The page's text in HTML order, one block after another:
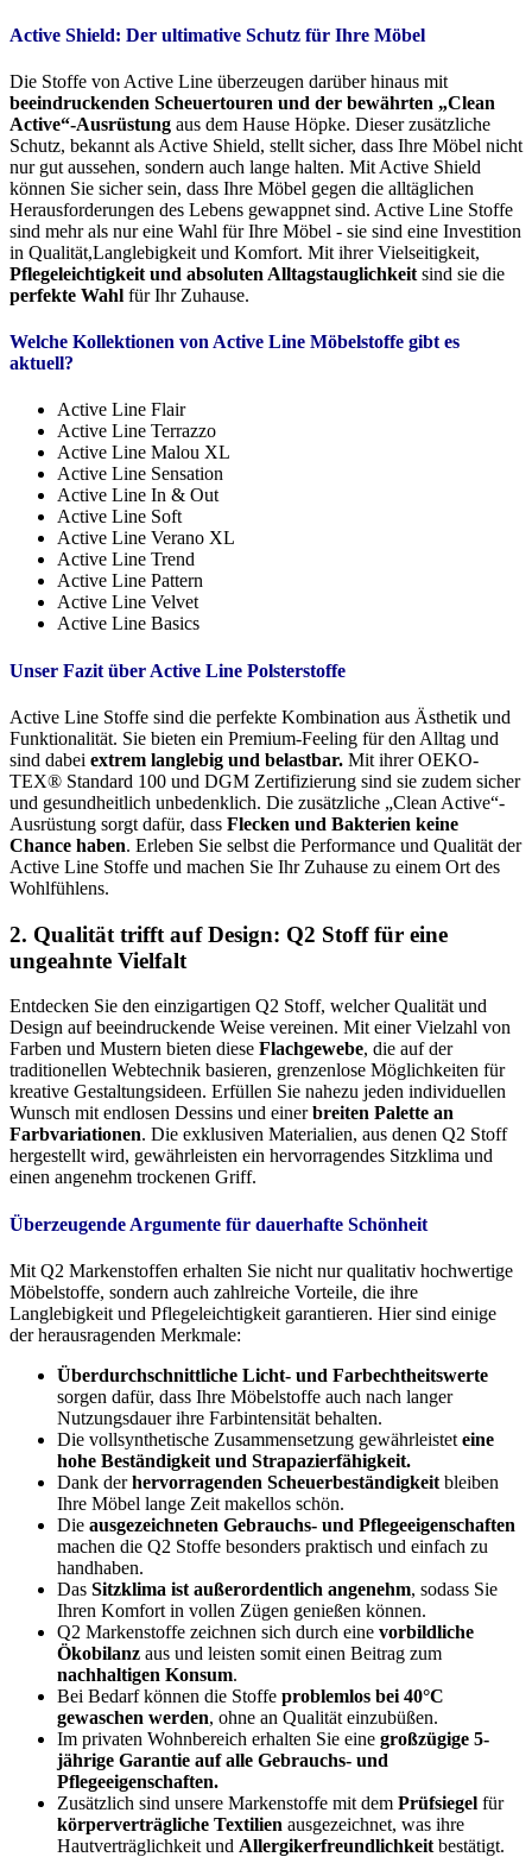
Active Shield: Der ultimative Schutz für Ihre Möbel
Die Stoffe von Active Line überzeugen darüber hinaus mit
beeindruckenden Scheuertouren und der bewährten „Clean
Active“-Ausrüstung aus dem Hause Höpke. Dieser zusätzliche
Schutz, bekannt als Active Shield, stellt sicher, dass Ihre Möbel nicht
nur gut aussehen, sondern auch lange halten. Mit Active Shield
können Sie sicher sein, dass Ihre Möbel gegen die alltäglichen
Herausforderungen des Lebens gewappnet sind. Active Line Stoffe
sind mehr als nur eine Wahl für Ihre Möbel - sie sind eine Investition
in Qualität,Langlebigkeit und Komfort. Mit ihrer Vielseitigkeit,
Pflegeleichtigkeit und absoluten Alltagstauglichkeit sind sie die
perfekte Wahl für Ihr Zuhause.
Welche Kollektionen von Active Line Möbelstoffe gibt es
aktuell?
Active Line Flair
Active Line Terrazzo
Active Line Malou XL
Active Line Sensation
Active Line In & Out
Active Line Soft
Active Line Verano XL
Active Line Trend
Active Line Pattern
Active Line Velvet
Active Line Basics
Unser Fazit über Active Line Polsterstoffe
Active Line Stoffe sind die perfekte Kombination aus Ästhetik und
Funktionalität. Sie bieten ein Premium-Feeling für den Alltag und
sind dabei extrem langlebig und belastbar. Mit ihrer OEKO-
TEX® Standard 100 und DGM Zertifizierung sind sie zudem sicher
und gesundheitlich unbedenklich. Die zusätzliche „Clean Active“-
Ausrüstung sorgt dafür, dass Flecken und Bakterien keine
Chance haben. Erleben Sie selbst die Performance und Qualität der
Active Line Stoffe und machen Sie Ihr Zuhause zu einem Ort des
Wohlfühlens.
2. Qualität trifft auf Design: Q2 Stoff für eine
ungeahnte Vielfalt
Entdecken Sie den einzigartigen Q2 Stoff, welcher Qualität und
Design auf beeindruckende Weise vereinen. Mit einer Vielzahl von
Farben und Mustern bieten diese Flachgewebe, die auf der
traditionellen Webtechnik basieren, grenzenlose Möglichkeiten für
kreative Gestaltungsideen. Erfüllen Sie nahezu jeden individuellen
Wunsch mit endlosen Dessins und einerbreiten Palette an
Farbvariationen. Die exklusiven Materialien, aus denen Q2 Stoff
hergestellt wird, gewährleisten ein hervorragendes Sitzklima und
einen angenehm trockenen Griff.
Überzeugende Argumente für dauerhafte Schönheit
Mit Q2 Markenstoffen erhalten Sie nicht nur qualitativ hochwertige
Möbelstoffe, sondern auch zahlreiche Vorteile, die ihre
Langlebigkeit und Pflegeleichtigkeit garantieren. Hier sind einige
der herausragenden Merkmale:
Überdurchschnittliche Licht- und Farbechtheitswerte
sorgen dafür, dass Ihre Möbelstoffe auch nach langer
Nutzungsdauer ihre Farbintensität behalten.
Die vollsynthetische Zusammensetzung gewährleistet eine
hohe Beständigkeit und Strapazierfähigkeit.
Dank derhervorragenden Scheuerbeständigkeit bleiben
Ihre Möbel lange Zeit makellos schön.
Die ausgezeichneten Gebrauchs- und Pflegeeigenschaften
machen die Q2 Stoffe besonders praktisch und einfach zu
handhaben.
Das Sitzklima ist außerordentlich angenehm, sodass Sie
Ihren Komfort in vollen Zügen genießen können.
Q2 Markenstoffe zeichnen sich durch eine vorbildliche
Ökobilanz aus und leisten somit einen Beitrag zum
nachhaltigen Konsum.
Bei Bedarf können die Stoffe problemlos bei 40°C
gewaschen werden, ohne an Qualität einzubüßen.
Im privaten Wohnbereich erhalten Sie eine großzügige 5-
jährige Garantie auf alle Gebrauchs- und
Pflegeeigenschaften.
Zusätzlich sind unsere Markenstoffe mit dem Prüfsiegel für
körperverträgliche Textilien ausgezeichnet, was ihre
Hautverträglichkeit und Allergikerfreundlichkeit bestätigt.